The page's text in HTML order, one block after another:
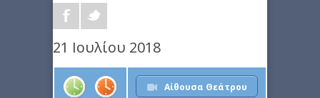
21 Ιουλίου 2018
Αίθουσα Θεάτρου